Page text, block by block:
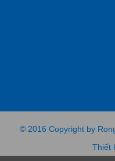
© 2016 Copyright by
Thiết